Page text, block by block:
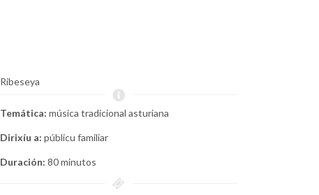
Ribeseya
Temática: música tradicional asturiana
Dirixíu a: públicu familiar
Duración: 80 minutos